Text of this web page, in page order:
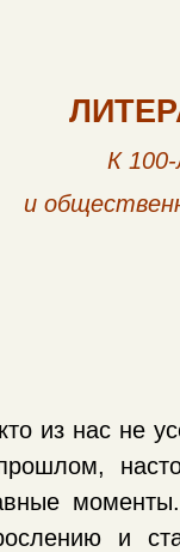
К
и
из нас не
и